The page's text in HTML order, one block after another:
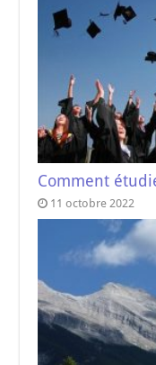
Comment
11 octobre 2022